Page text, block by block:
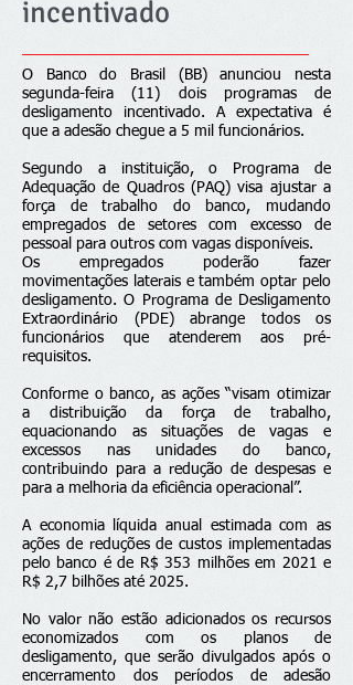
incentivado
O Banco do Brasil (BB) anunciou nesta
segunda-feira (11) dois programas de
desligamento incentivado. A expectativa é
que a adesão chegue a 5 mil funcionários.
Segundo a instituição, o Programa de
Adequação de Quadros (PAQ) visa ajustar a
força de trabalho do banco, mudando
empregados de setores com excesso de
pessoal para outros com vagas disponíveis.
Os empregados poderão fazer
movimentações laterais e também optar pelo
desligamento. O Programa de Desligamento
Extraordinário (PDE) abrange todos os
funcionários que atenderem aos pré-
requisitos.
Conforme o banco, as ações “visam otimizar
a distribuição da força de trabalho,
equacionando as situações de vagas e
excessos nas unidades do banco,
contribuindo para a redução de despesas e
para a melhoria da eficiência operacional”.
A economia líquida anual estimada com as
ações de reduções de custos implementadas
pelo banco é de R$ 353 milhões em 2021 e
R$ 2,7 bilhões até 2025.
No valor não estão adicionados os recursos
economizados com os planos de
desligamento, que serão divulgados após o
encerramento dos períodos de adesão